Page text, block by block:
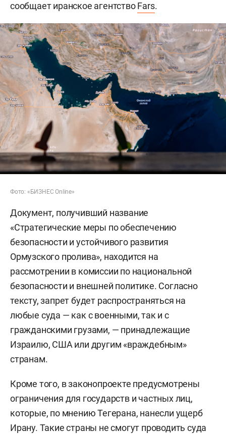
сообщает иранское агентствоFars.
Фото: «БИЗНЕС Online»
Документ, получивший название
«Стратегические меры по обеспечению
безопасности и устойчивого развития
Ормузского пролива», находится на
рассмотрении в комиссии по национальной
безопасности и внешней политике. Согласно
тексту, запрет будет распространяться на
любые суда — как с военными, так и с
гражданскими грузами, — принадлежащие
Израилю, США или другим «враждебным»
странам.
Кроме того, в законопроекте предусмотрены
ограничения для государств и частных лиц,
которые, по мнению Тегерана, нанесли ущерб
Ирану. Такие страны не смогут проводить суда